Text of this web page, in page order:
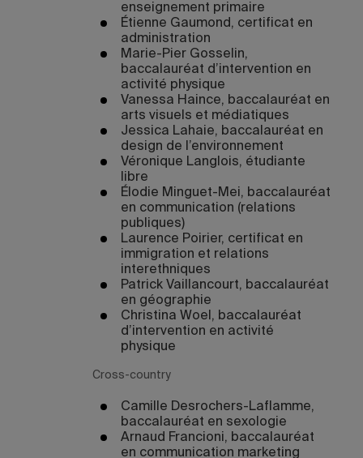
enseignement primaire
Étienne Gaumond, certificat en
administration
Marie-Pier Gosselin,
baccalauréat d’intervention en
activité physique
Vanessa Haince, baccalauréat en
arts visuels et médiatiques
Jessica Lahaie, baccalauréat en
design de l’environnement
Véronique Langlois, étudiante
libre
Élodie Minguet-Mei, baccalauréat
en communication (relations
publiques)
Laurence Poirier, certificat en
immigration et relations
interethniques
Patrick Vaillancourt, baccalauréat
en géographie
Christina Woel, baccalauréat
d’intervention en activité
physique
Cross-country
Camille Desrochers-Laflamme,
baccalauréat en sexologie
Arnaud Francioni, baccalauréat
en communication marketing